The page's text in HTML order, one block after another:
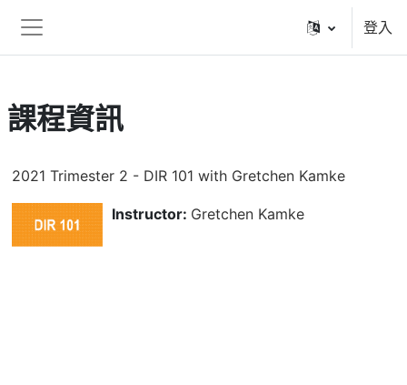
側板
登入
課程資訊
2021 Trimester 2 - DIR 101 with Gretchen Kamke
Instructor: Gretchen Kamke